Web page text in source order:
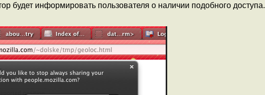
будет информировать пользователя о наличии подобного доступа.